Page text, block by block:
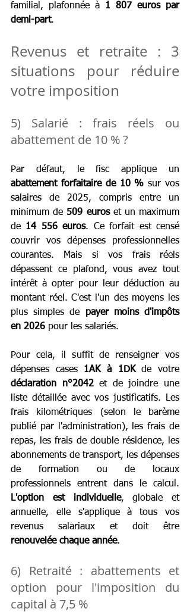
familial, plafonnée à 1 807 euros par
demi-part.
Revenus et retraite : 3
situations pour réduire
votre imposition
5) Salarié : frais réels ou
abattement de 10 % ?
Par défaut, le fisc applique un
abattement forfaitaire de 10 % sur vos
salaires de 2025, compris entre un
minimum de 509 euros et un maximum
de 14 556 euros. Ce forfait est censé
couvrir vos dépenses professionnelles
courantes. Mais si vos frais réels
dépassent ce plafond, vous avez tout
intérêt à opter pour leur déduction au
montant réel. C'est l'un des moyens les
plus simples de payer moins d'impôts
en 2026 pour les salariés.
Pour cela, il suffit de renseigner vos
dépenses cases 1AK à 1DK
déclaration n°2042 et de joindre une
liste détaillée avec vos justificatifs. Les
frais kilométriques (selon le barème
publié par l'administration), les frais de
repas, les frais de double résidence, les
abonnements de transport, les dépenses
de formation ou de locaux
professionnels entrent dans le calcul.
L'option est individuelle, globale et
annuelle, elle s'applique à tous vos
renouvelée chaque année.
6) Retraité : abattements et
option pour l'imposition du
capital à 7,5 %